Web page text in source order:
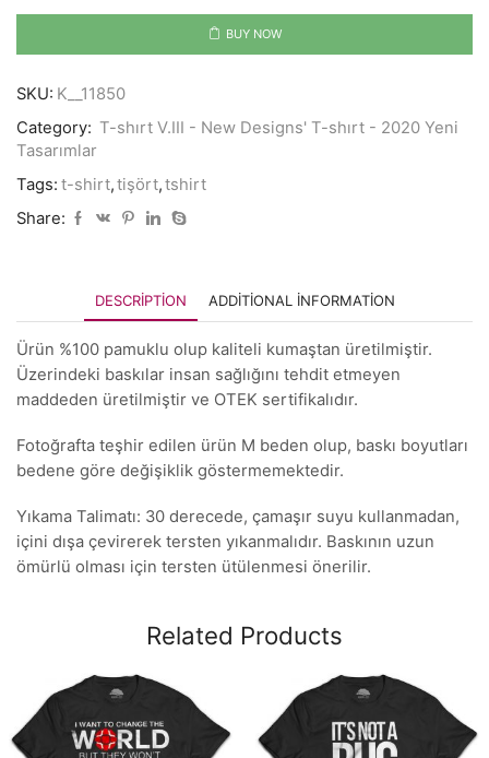
BUY NOW
SKU: K__11850
Category: T-shırt V.III - New Designs' T-shırt - 2020 Yeni
Tasarımlar
Tags: t-shirt,tişört,tshirt
Share:
DESCRIPTION ADDITIONAL INFORMATION
Ürün %100 pamuklu olup kaliteli kumaştan üretilmiştir.
Üzerindeki baskılar insan sağlığını tehdit etmeyen
maddeden üretilmiştir ve OTEK sertifikalıdır.
Fotoğrafta teşhir edilen ürün M beden olup, baskı boyutları
bedene göre değişiklik göstermemektedir.
Yıkama Talimatı: 30 derecede, çamaşır suyu kullanmadan,
içini dışa çevirerek tersten yıkanmalıdır. Baskının uzun
ömürlü olması için tersten ütülenmesi önerilir.
Related Products